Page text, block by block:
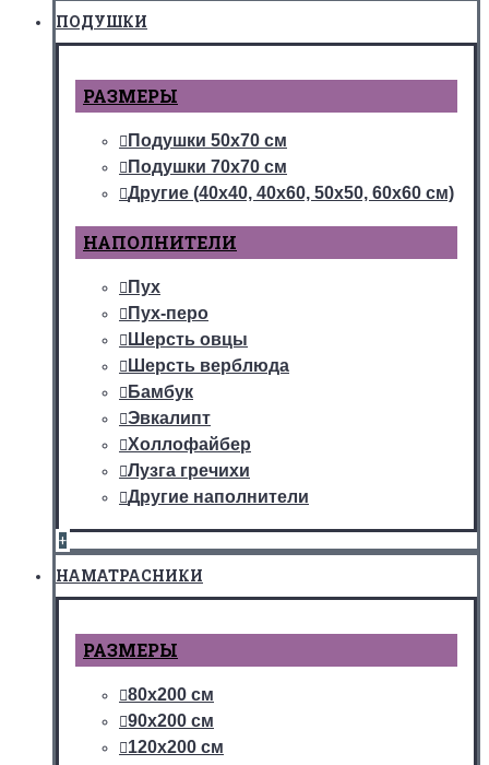
ПОДУШКИ
РАЗМЕРЫ
Подушки 50х70 см
Подушки 70х70 см
Другие (40х40, 40х60, 50х50, 60х60 см)
НАПОЛНИТЕЛИ
Пух
Пух-перо
Шерсть овцы
Шерсть верблюда
Бамбук
Эвкалипт
Холлофайбер
Лузга гречихи
Другие наполнители
+
НАМАТРАСНИКИ
РАЗМЕРЫ
80х200 см
90х200 см
120х200 см